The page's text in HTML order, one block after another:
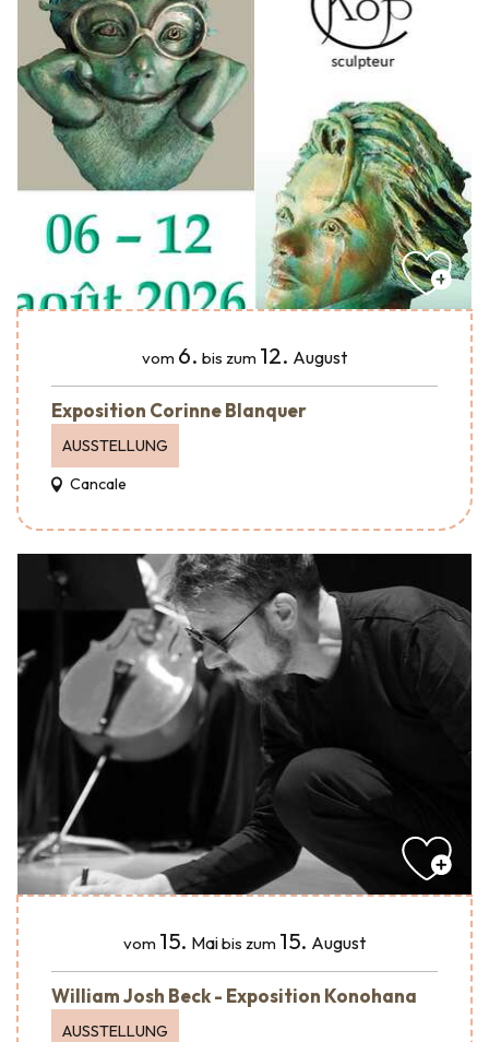
vom 6. bis zum 12. August
Exposition Corinne Blanquer
AUSSTELLUNG
Cancale
vom 15. Maibis zum 15. August
William Josh Beck - Exposition Konohana
AUSSTELLUNG